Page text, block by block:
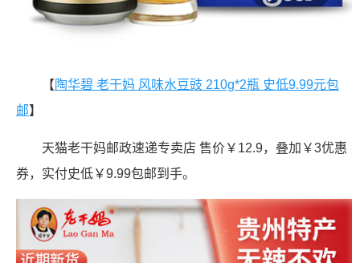
【陶华碧 老干妈 风味水豆豉 210g*2瓶 史低9.99元包
邮】
天猫老干妈邮政速递专卖店 售价￥12.9，叠加￥3优惠
券，实付史低￥9.99包邮到手。